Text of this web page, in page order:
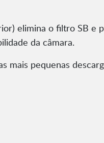
elimina o filtro SB e
da câmara.
mais pequenas